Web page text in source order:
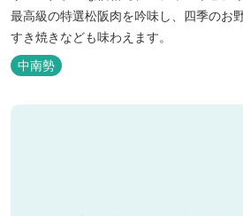
最高級の特選松阪肉を吟味し、四季のお
すき焼きなども味わえます。
中南勢